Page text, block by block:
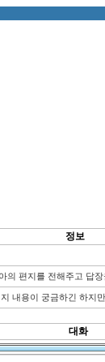
정보
의 편지를 전해주고 답
내용이 궁금하긴 하지
대화